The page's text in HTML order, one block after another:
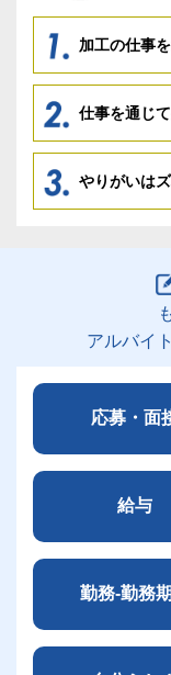
加工の仕事
仕事を通じ
やりがいはズ
アルバイ
応募・面
給与
勤務-勤務